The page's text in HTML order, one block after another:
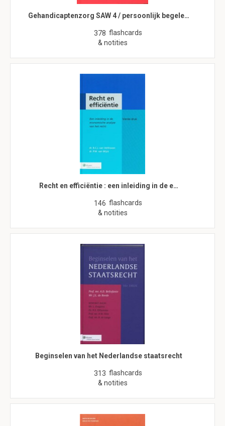
Gehandicaptenzorg SAW 4 / persoonlijk begele…
378 flashcards
& notities
Recht en efficiëntie : een inleiding in de e…
146 flashcards
& notities
Beginselen van het Nederlandse staatsrecht
313 flashcards
& notities